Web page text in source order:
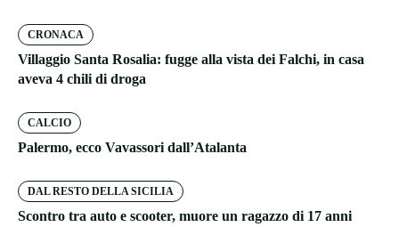
CRONACA
Villaggio Santa Rosalia: fugge alla vista dei Falchi, in casa
aveva 4 chili di droga
CALCIO
Palermo, ecco Vavassori dall’Atalanta
DAL RESTO DELLA SICILIA
Scontro tra auto e scooter, muore un ragazzo di 17 anni